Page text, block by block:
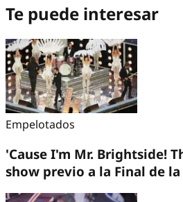
Te puede interesar
Empelotados
'Cause I'm Mr. Brightside!
show previo a la Final de